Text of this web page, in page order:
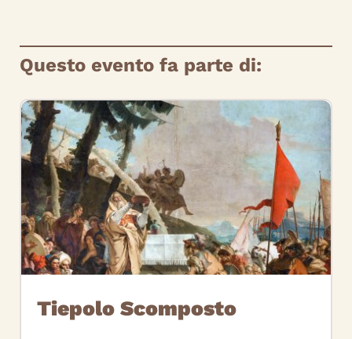
Questo evento fa parte di:
Tiepolo Scomposto